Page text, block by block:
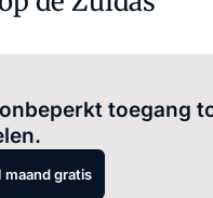
toegang
maand gratis